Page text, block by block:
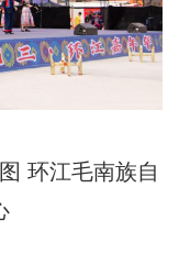
环江毛南族自